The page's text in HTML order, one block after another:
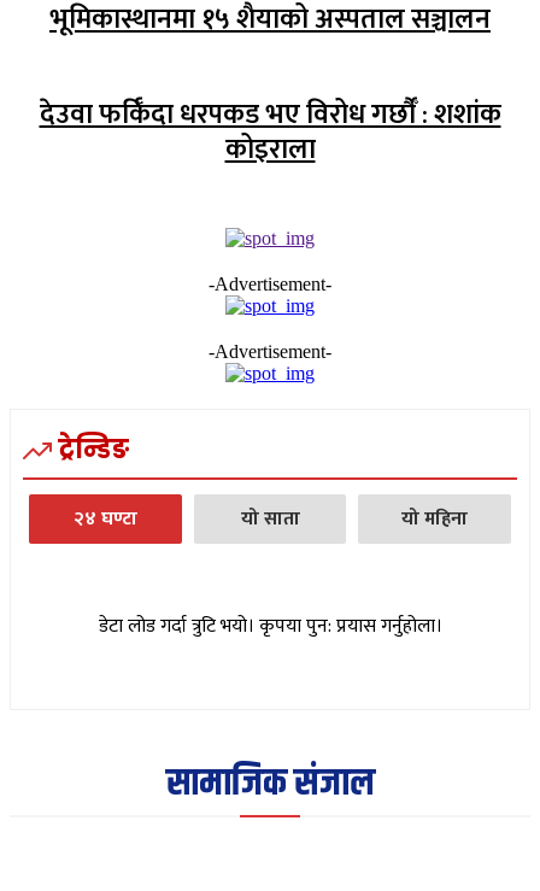
भूमिकास्थानमा १५ शैयाको अस्पताल सञ्चालन
देउवा फर्किँदा धरपकड भए विरोध गर्छौँं : शशांक
कोइराला
-Advertisement-
-Advertisement-
ट्रेन्डिङ
२४ घण्टा यो साता यो महिना
डेटा लोड गर्दा त्रुटि भयो। कृपया पुन: प्रयास गर्नुहोला।
सामाजिक संजाल